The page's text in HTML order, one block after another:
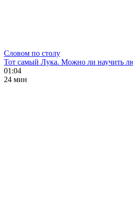
Словом по столу
Тот самый Лука. Можно ли научить
01:04
24 мин